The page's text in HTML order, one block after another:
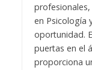
en Psicología
oportunidad.
puertas en el
proporciona